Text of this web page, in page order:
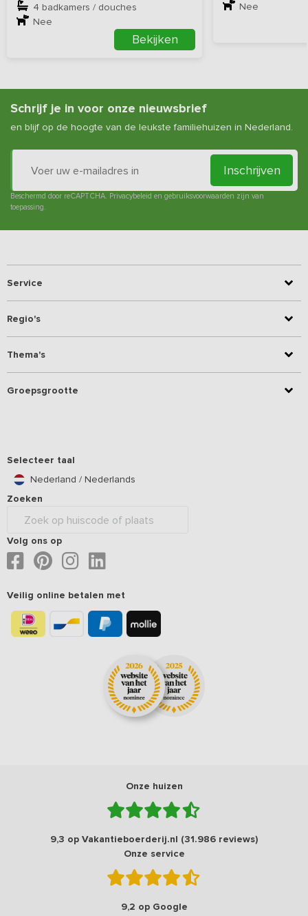
4 badkamers / douches
Nee
Bekijken
Nee
Schrijf je in voor onze nieuwsbrief
en blijf op de hoogte van de leukste familiehuizen in Nederland.
Inschrijven
Beschermd door reCAPTCHA. Privacybeleid en gebruiksvoorwaarden zijn van
toepassing.
Service
Regio's
Thema's
Groepsgrootte
Selecteer taal
Nederland / Nederlands
Zoeken
Volg ons op
Veilig online betalen met
Onze huizen
9,3 op Vakantieboerderij.nl (31.986 reviews)
Onze service
9,2 op Google